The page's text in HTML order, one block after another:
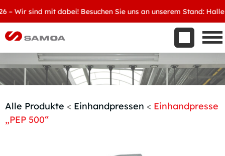
Wir sind mit dabei! Besuchen Sie uns an unserem Stand: Halle
Aktuelles
Kontakt
Handelspartner werden
Alle Produkte < Einhandpressen < Einhandpresse
„PEP 500“